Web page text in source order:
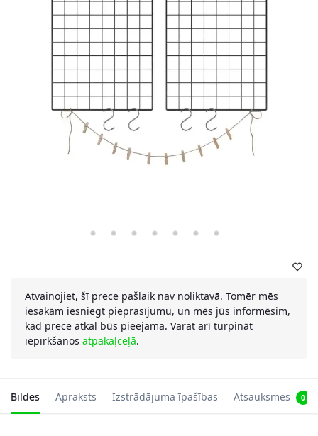
Atvainojiet, šī prece pašlaik nav noliktavā. Tomēr mēs
iesakām iesniegt pieprasījumu, un mēs jūs informēsim,
kad prece atkal būs pieejama. Varat arī turpināt
iepirkšanos atpakaļceļā.
Bildes Apraksts Izstrādājuma īpašības Atsauksmes 0